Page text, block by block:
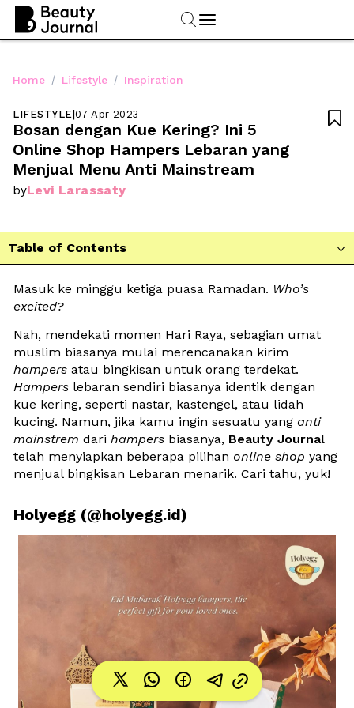
Home / Lifestyle / Inspiration
LIFESTYLE|07 Apr 2023
Bosan dengan Kue Kering? Ini 5
Online Shop Hampers Lebaran yang
Menjual Menu Anti Mainstream
byLevi Larassaty

Table of Contents 
Masuk ke minggu ketiga puasa Ramadan. Who’s
excited?
Nah, mendekati momen Hari Raya, sebagian umat
hampers
Hampers lebaran sendiri biasanya identik dengan
kue kering, seperti nastar, kastengel, atau lidah
kucing. Namun, jika kamu ingin sesuatu yang anti
mainstrem dari hampers biasanya,
telah menyiapkan beberapa pilihan online shop yang
menjual bingkisan Lebaran menarik. Cari tahu, yuk!
Holyegg (@holyegg.id)